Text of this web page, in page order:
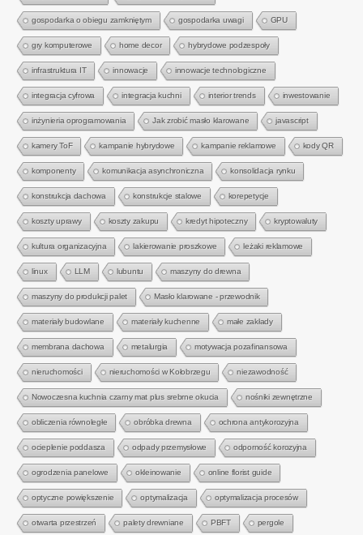
gospodarka o obiegu zamkniętym gospodarka uwagi GPU
gry komputerowe home decor hybrydowe podzespoły
infrastruktura IT innowacje innowacje technologiczne
integracja cyfrowa integracja kuchni interior trends inwestowanie
inżynieria oprogramowania Jak zrobić masło klarowane javascript
kamery ToF kampanie hybrydowe kampanie reklamowe kody QR
komponenty komunikacja asynchroniczna konsolidacja rynku
konstrukcja dachowa konstrukcje stalowe korepetycje
koszty uprawy koszty zakupu kredyt hipoteczny kryptowaluty
kultura organizacyjna lakierowanie proszkowe leżaki reklamowe
linux LLM lubuntu maszyny do drewna
maszyny do produkcji palet Masło klarowane - przewodnik
materiały budowlane materiały kuchenne małe zakłady
membrana dachowa metalurgia motywacja pozafinansowa
nieruchomości nieruchomości w Kołobrzegu niezawodność
Nowoczesna kuchnia czarny mat plus srebrne okucia nośniki zewnętrzne
obliczenia równoległe obróbka drewna ochrona antykorozyjna
ocieplenie poddasza odpady przemysłowe odporność korozyjna
ogrodzenia panelowe okleinowanie online florist guide
optyczne powiększenie optymalizacja optymalizacja procesów
otwarta przestrzeń palety drewniane PBFT pergole